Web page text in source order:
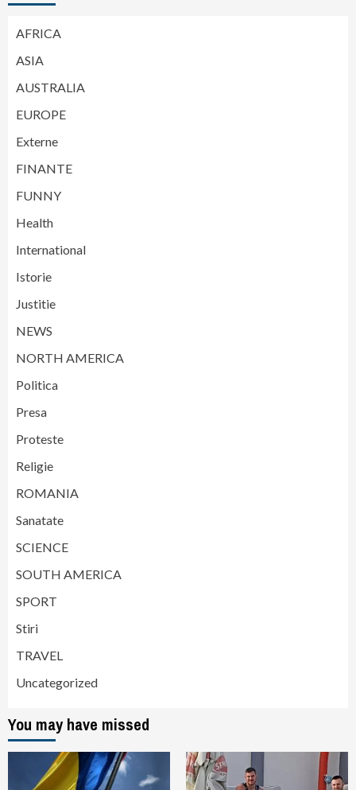
AFRICA
ASIA
AUSTRALIA
EUROPE
Externe
FINANTE
FUNNY
Health
International
Istorie
Justitie
NEWS
NORTH AMERICA
Politica
Presa
Proteste
Religie
ROMANIA
Sanatate
SCIENCE
SOUTH AMERICA
SPORT
Stiri
TRAVEL
Uncategorized
You may have missed